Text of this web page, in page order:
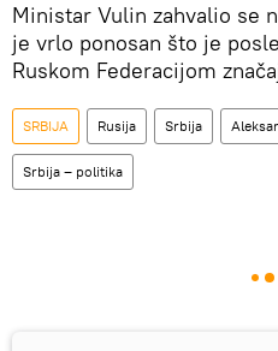
Ministar Vulin zahvalio se
je vrlo ponosan što je
Ruskom Federacijom
SRBIJA Rusija Srbija
Srbija – politika